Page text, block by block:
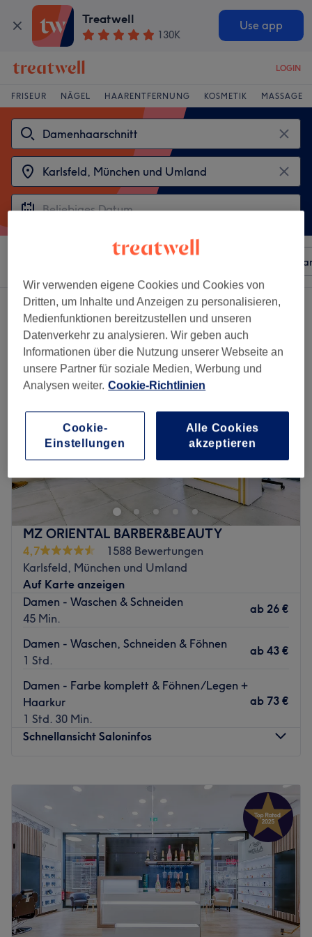
Treatwell
130K
Use app
LOGIN
FRISEUR NÄGEL HAARENTFERNUNG KOSMETIK MASSAGE
2 Salons die anbieten:
damenhaarschnitt in der Nähe von Karlsfeld, München und Umland
MZ ORIENTAL BARBER&BEAUTY
4,7
1588 Bewertungen
Karlsfeld, München und Umland
Auf Karte anzeigen
Damen - Waschen & Schneiden
45 Min.
ab 26 €
Damen - Waschen, Schneiden & Föhnen
1 Std.
ab 43 €
Damen - Farbe komplett & Föhnen/Legen +
Haarkur
1 Std. 30 Min.
ab 73 €
Schnellansicht Saloninfos
Dienstag
09:30
19:00
Mittwoch
19:00
Donnerstag
–19:00
Freitag
09:30–19:00
Samstag
09:30–
18:00
Sonntag
Geschlossen
Suchst du einen ausgezeichneten Friseur in deiner Nähe?
Dann ist der Salon
Wir verwenden eigene Cookies und Cookies von
Dritten, um Inhalte und Anzeigen zu personalisieren,
Medienfunktionen bereitzustellen und unseren
Datenverkehr zu analysieren. Wir geben auch
Informationen über die Nutzung unserer Webseite an
unsere Partner für soziale Medien, Werbung und
Analysen weiter. Cookie-Richtlinien
Cookie-
Einstellungen
Alle Cookies
akzeptieren